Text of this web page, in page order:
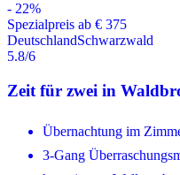
- 22%
Spezialpreis ab € 375
DeutschlandSchwarzwald
5.8/6
Zeit für zwei in
Übernachtung im
3-Gang